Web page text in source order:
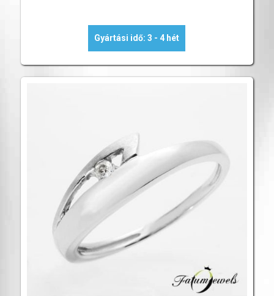
Gyártási idő: 3 - 4 hét